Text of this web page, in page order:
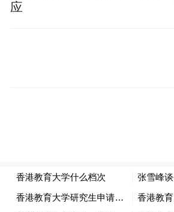
示，春节是世界文化遗产的
尊图》《地下城》等，这些
们对世界的独特理解和对中
应